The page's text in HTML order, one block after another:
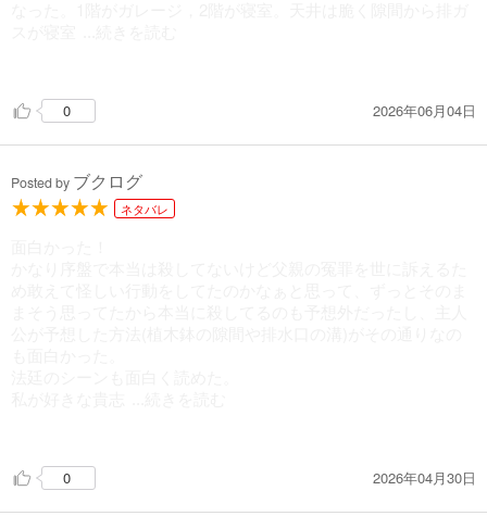
そして甥の日高英之が捕まる。自分はやってないと主張する英
之だが、警察の恫喝と暴力と長時間にわたる取り調べでは、何
て，無実の罪で獄中死した。父は幼少期より事故により軽度の
高次機能能障害を持っていたが、穏やかで街の便利屋さんとし
て働いていた。その出先の老女を殺害した罪で投獄された。
英之が留置されてる間，外の背中では
本郷弁護士が、元サラリーマン（リストラ勧告する人で自らも
リストラされた）の垂水謙介に、バイトとして英之のことを調
0 2026年06月04日
Posted by ブクログ
ネタバレ
ったけど、話の展開が面白くて青の炎と同じ系統を感じた。
0 2026年04月30日